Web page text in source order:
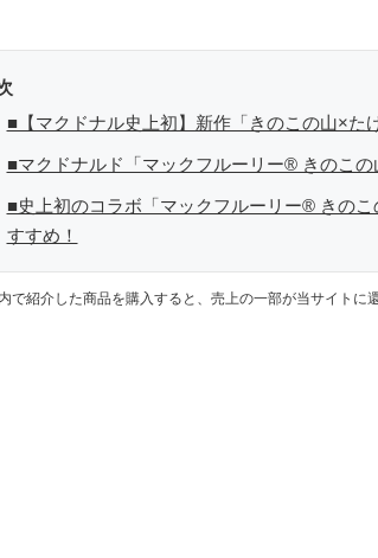
■【マクドナル史上初】新作「きのこの山×た
■マクドナルド「マックフルーリー® きのこ
■史上初のコラボ「マックフルーリー® きの
すすめ！
で紹介した商品を購入すると、売上の一部が当サイトに